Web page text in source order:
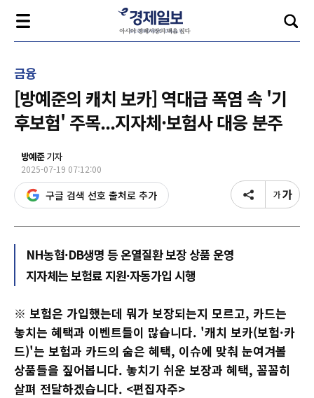
금융
[방예준의 캐치 보카] 역대급 폭염 속 '기
후보험' 주목...지자체·보험사 대응 분주
방예준기자
2025-07-19 07:12:00
구글 검색 선호 출처로 추가
NH농협·DB생명 등 온열질환 보장 상품 운영
지자체는 보험료 지원·자동가입 시행
※ 보험은 가입했는데 뭐가 보장되는지 모르고, 카드는
놓치는 혜택과 이벤트들이 많습니다. '캐치 보카(보험·카
드)'는 보험과 카드의 숨은 혜택, 이슈에 맞춰 눈여겨볼
상품들을 짚어봅니다. 놓치기 쉬운 보장과 혜택, 꼼꼼히
살펴 전달하겠습니다. <편집자주>